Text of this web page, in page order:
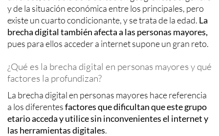
y de la situación económica entre los principales, pero
existe un cuarto condicionante, y se trata de la edad. La
brecha digital también afecta a las personas mayores,
pues para ellos acceder a internet supone un gran reto.
¿Qué es la brecha digital en personas mayores y qué
factores la profundizan?
La brecha digital en personas mayores hace referencia
a los diferentesfactores que dificultan que este grupo
etario acceda y utilice sin inconvenientes el internet y
las herramientas digitales.